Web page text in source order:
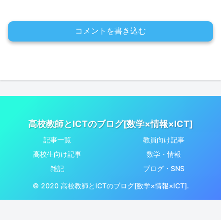
コメントを書き込む
高校教師とICTのブログ[数学×情報×ICT]
記事一覧
教員向け記事
高校生向け記事
数学・情報
雑記
ブログ・SNS
© 2020 高校教師とICTのブログ[数学×情報×ICT].